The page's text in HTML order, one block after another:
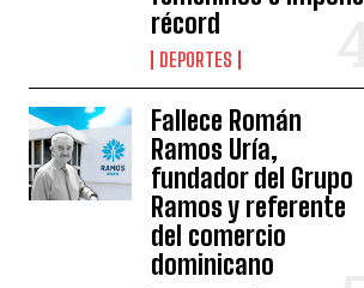
récord
DEPORTES
Fallece Román
Ramos Uría,
fundador del Grupo
Ramos y referente
del comercio
dominicano